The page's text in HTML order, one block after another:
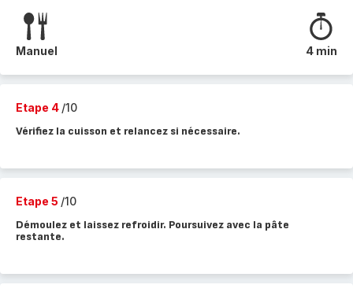
Manuel 4 min
Etape 4 /10
Vérifiez la cuisson et relancez si nécessaire.
Etape 5 /10
Démoulez et laissez refroidir. Poursuivez avec la pâte
restante.